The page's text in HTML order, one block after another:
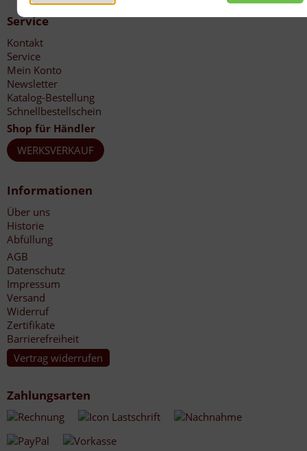
Service
Kontakt
Service
Mein Konto
Newsletter
Katalog-Bestellung
Schnellbestellschein
Shop für Händler
WERKSVERKAUF
Informationen
Über uns
Historie
Abfüllung
AGB
Datenschutz
Impressum
Versand
Widerruf
Zertifikate
Barrierefreiheit
Vertrag widerrufen
Zahlungsarten